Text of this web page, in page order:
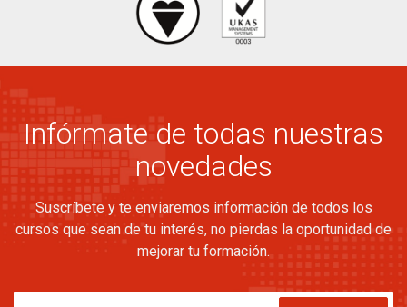
Infórmate de todas nuestras
novedades
Suscríbete y te enviaremos información de todos los
cursos que sean de tu interés, no pierdas la oportunidad de
mejorar tu formación.